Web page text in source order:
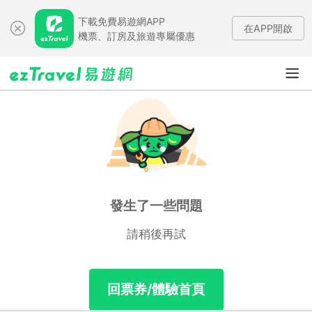
下載免費易遊網APP
機票、訂房及旅遊專屬優惠
在APP開啟
發生了一些問題
請稍後再試
回票券/體驗首頁